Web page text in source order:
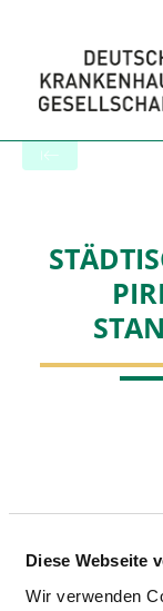
Diese Webseite
Wir verwenden
UMGANG